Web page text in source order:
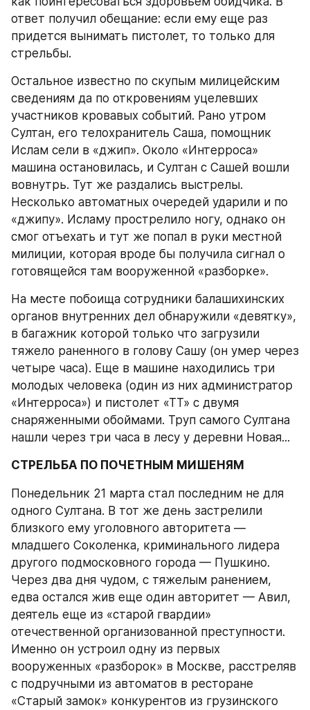
ответ получил обещание: если ему еще раз
придется вынимать пистолет, то только для
стрельбы.
Остальное известно по скупым милицейским
сведениям да по откровениям уцелевших
участников кровавых событий. Рано утром
Султан, его телохранитель Саша, помощник
Ислам сели в «джип». Около «Интерроса»
машина остановилась, и Султан с Сашей вошли
вовнутрь. Тут же раздались выстрелы.
Несколько автоматных очередей ударили и по
«джипу». Исламу прострелило ногу, однако он
смог отъехать и тут же попал в руки местной
милиции, которая вроде бы получила сигнал о
готовящейся там вооруженной «разборке».
На месте побоища сотрудники балашихинских
органов внутренних дел обнаружили «девятку»,
в багажник которой только что загрузили
тяжело раненного в голову Сашу (он умер через
четыре часа). Еще в машине находились три
молодых человека (один из них администратор
«Интерроса») и пистолет «ТТ» с двумя
снаряженными обоймами. Труп самого Султана
нашли через три часа в лесу у деревни Новая...
СТРЕЛЬБА ПО ПОЧЕТНЫМ МИШЕНЯМ
Понедельник 21 марта стал последним не для
одного Султана. В тот же день застрелили
близкого ему уголовного авторитета —
младшего Соколенка, криминального лидера
другого подмосковного города — Пушкино.
Через два дня чудом, с тяжелым ранением,
едва остался жив еще один авторитет — Авил,
деятель еще из «старой гвардии»
отечественной организованной преступности.
Именно он устроил одну из первых
вооруженных «разборок» в Москве, расстреляв
с подручными из автоматов в ресторане
«Старый замок» конкурентов из грузинского